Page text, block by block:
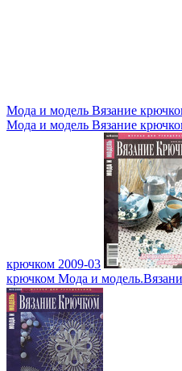
Мода и модель Вязание
Мода и модель Вязание
крючком 2009-03
крючком Мода и